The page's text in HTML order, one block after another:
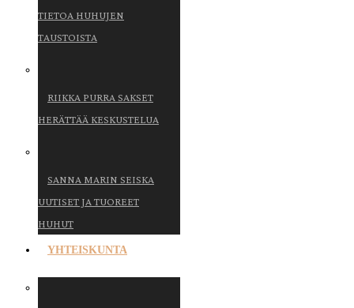
TIETOA HUHUJEN
TAUSTOISTA
RIIKKA PURRA SAKSET
HERÄTTÄÄ KESKUSTELUA
SANNA MARIN SEISKA
UUTISET JA TUOREET
HUHUT
YHTEISKUNTA